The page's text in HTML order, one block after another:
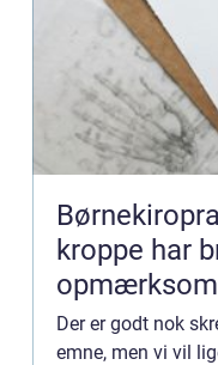
kroppe har
Der er godt nok
emne, men vi vil